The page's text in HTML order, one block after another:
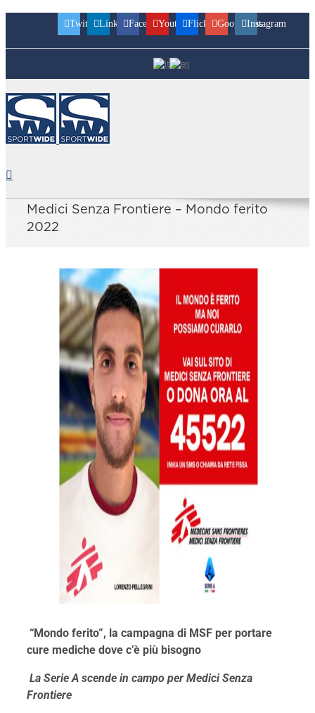
TwitterLinkedinFacebookYoutubeFlickr GoogleplusInstagram
Medici Senza Frontiere – Mondo ferito
2022
“Mondo ferito”, la campagna di MSF per portare
cure mediche dove c’è più bisogno
La Serie A scende in campo per Medici Senza
Frontiere